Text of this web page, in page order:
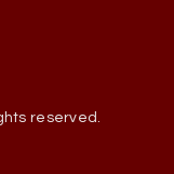
reserved.